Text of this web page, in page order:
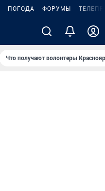
ПОГОДА ФОРУМЫ
Что получают волонтеры